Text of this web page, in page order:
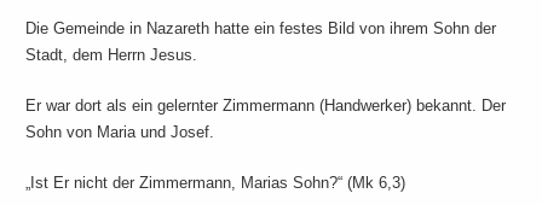
Die Gemeinde in Nazareth hatte ein festes Bild von ihrem Sohn der
Stadt, dem Herrn Jesus.
Er war dort als ein gelernter Zimmermann (Handwerker) bekannt. Der
Sohn von Maria und Josef.
„Ist Er nicht der Zimmermann, Marias Sohn?“ (Mk 6,3)